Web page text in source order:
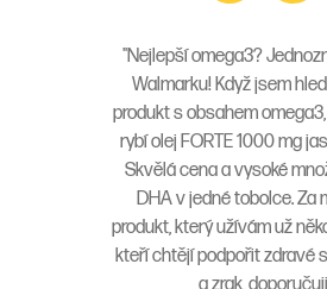
"Nejlepší omega3?
Walmarku! Když jsem
produkt s obsahem
rybí olej FORTE 1000 mg
Skvělá cena a vysoké
DHA v jedné tobolce. Za
produkt, který užívám už
kteří chtějí podpořit zdravé